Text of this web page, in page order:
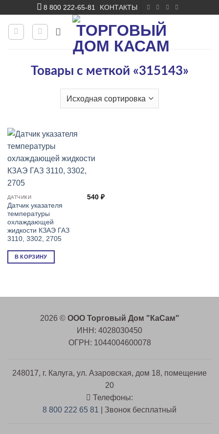
content
8 800 222-65-81 KОНТАКТЫ
Товары с меткой «315143»
ДАТЧИКИ
Датчик указателя
температуры
охлаждающей
жидкости КЗАЭ ГАЗ
3110, 3302, 2705
540₽
В КОРЗИНУ
2026 © ООО Торговый Дом "КаСам"
ИНН: 4028030450
ОГРН: 1044004600078
248017, г. Калуга, ул. Азаровская, дом 18, помещение
20
Телефоны:
8 800 222 65 81 | Звонок бесплатный